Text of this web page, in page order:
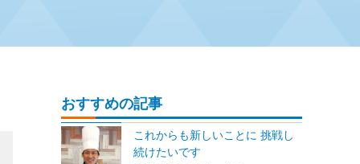
おすすめの記事
これからも新しいことに 挑戦し
続けたいです